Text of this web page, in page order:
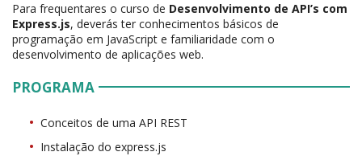
Para frequentares o curso de Desenvolvimento de API’s com
Express.js, deverás ter conhecimentos básicos de
programação em JavaScript e familiaridade com o
desenvolvimento de aplicações web.
PROGRAMA
Conceitos de uma API REST
Instalação do express.js